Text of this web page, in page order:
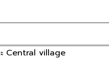
Central village